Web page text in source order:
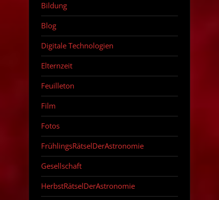
Bildung
Blog
Digitale Technologien
Elternzeit
Feuilleton
Film
Fotos
FrühlingsRätselDerAstronomie
Gesellschaft
HerbstRätselDerAstronomie